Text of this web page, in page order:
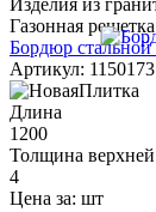
Изделия из
Газонная решетка
Бордюр
Артикул: 1150173
Длина
1200
Толщина верхней
4
Цена за: шт